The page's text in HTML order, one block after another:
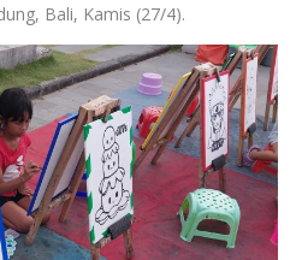
Bali, Kamis (27/4).